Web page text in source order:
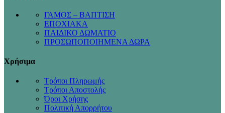
ΓΑΜΟΣ – ΒΑΠΤΙΣΗ
ΕΠΟΧΙΑΚΑ
ΠΑΙΔΙΚΟ ΔΩΜΑΤΙΟ
ΠΡΟΣΩΠΟΠΟΙΗΜΕΝΑ ΔΩΡΑ
Χρήσιμα
Τρόποι Πληρωμής
Τρόποι Αποστολής
Όροι Χρήσης
Πολιτική Απορρήτου